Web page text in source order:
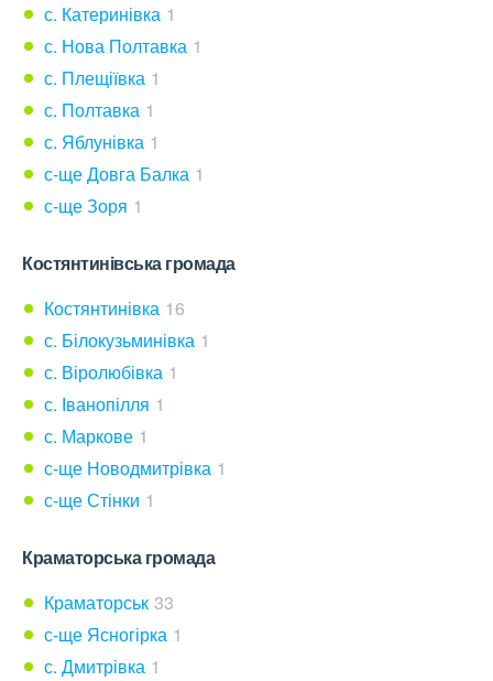
с. Катеринівка 1
с. Нова Полтавка 1
с. Плещіївка 1
с. Полтавка 1
с. Яблунівка 1
с-ще Довга Балка 1
с-ще Зоря 1
Костянтинівська громада
Костянтинівка 16
с. Білокузьминівка 1
с. Віролюбівка 1
с. Іванопілля 1
с. Маркове 1
с-ще Новодмитрівка 1
с-ще Стінки 1
Краматорська громада
Краматорськ 33
с-ще Ясногірка 1
с. Дмитрівка 1